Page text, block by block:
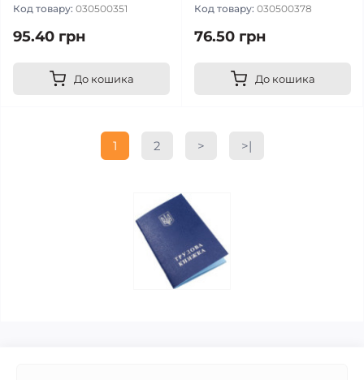
Код товару: 030500351
95.40 грн
До кошика
Код товару: 030500378
76.50 грн
До кошика
1 2 > >|